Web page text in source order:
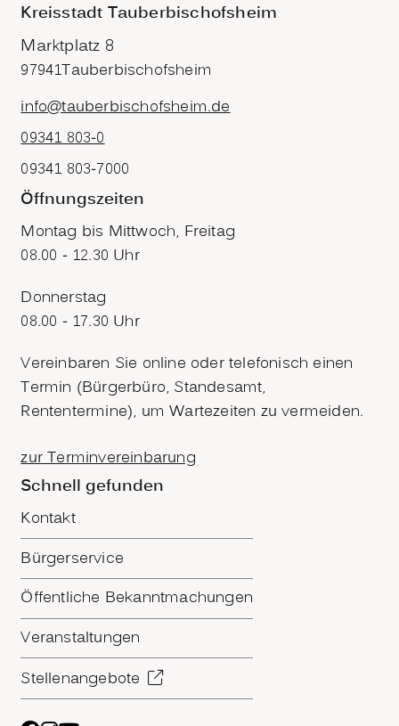
Kreisstadt Tauberbischofsheim
Marktplatz 8
97941Tauberbischofsheim
info@tauberbischofsheim.de
09341 803-0
09341 803-7000
Öffnungszeiten
Montag bis Mittwoch, Freitag
08.00 - 12.30 Uhr
Donnerstag
08.00 - 17.30 Uhr
Vereinbaren Sie online oder telefonisch einen
Termin (Bürgerbüro, Standesamt,
Rententermine), um Wartezeiten zu vermeiden.
zur Terminvereinbarung
Schnell gefunden
Kontakt
Bürgerservice
Öffentliche Bekanntmachungen
Veranstaltungen
Stellenangebote